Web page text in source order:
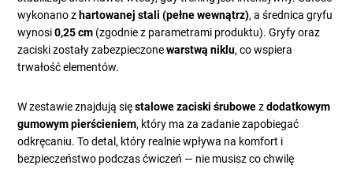
wykonano z hartowanej stali (pełne wewnątrz), a średnica gryfu
wynosi0,25 cm (zgodnie z parametrami produktu). Gryfy oraz
zaciski zostały zabezpieczonewarstwą niklu, co wspiera
trwałość elementów.
W zestawie znajdują sięstalowe zaciski śrubowezdodatkowym
gumowym pierścieniem, który ma za zadanie zapobiegać
odkręcaniu. To detal, który realnie wpływa na komfort i
bezpieczeństwo podczas ćwiczeń — nie musisz co chwilę